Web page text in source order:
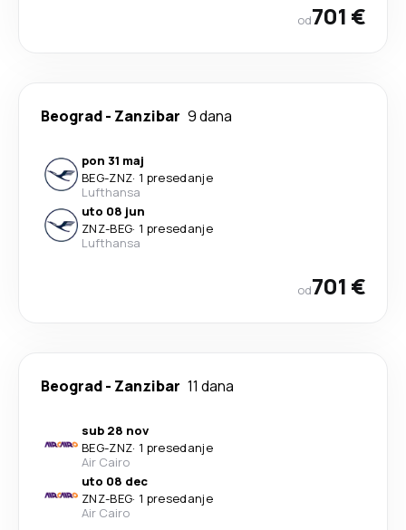
od701 €
Beograd- Zanzibar 9 dana
pon 31 maj
BEG-ZNZ· 1 presedanje
Lufthansa
uto 08 jun
ZNZ-BEG· 1 presedanje
Lufthansa
od701 €
Beograd- Zanzibar 11 dana
sub 28 nov
BEG-ZNZ· 1 presedanje
Air Cairo
uto 08 dec
ZNZ-BEG· 1 presedanje
Air Cairo